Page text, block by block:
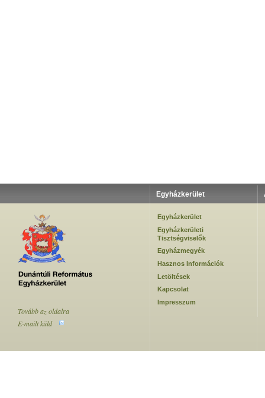
Egyházkerület
Egyházkerület
Egyházkerületi
Tisztségviselők
Egyházmegyék
Hasznos Információk
Letöltések
Kapcsolat
Impresszum
Tovább az oldalra
E-mailt küld